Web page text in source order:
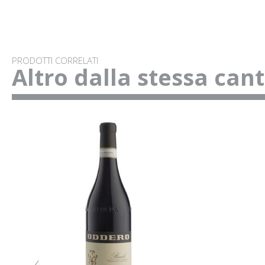
PRODOTTI CORRELATI
Altro dalla stessa